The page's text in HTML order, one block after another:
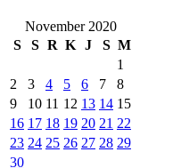
November 2020
S
S R K J S M
1
2
3 4 5 6 7
8
9
10 11 12 13 14 15
16 17 18 19 20 21 22
23 24 25 26 27 28 29
30